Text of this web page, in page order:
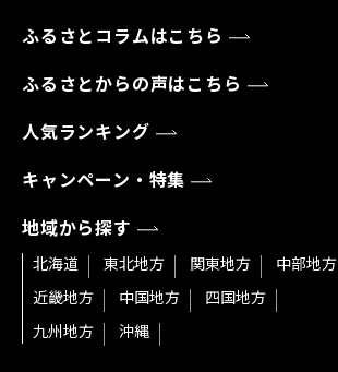
ふるさとコラムはこちら
ふるさとからの声はこちら
人気ランキング
キャンペーン・特集
地域から探す
北海道 東北地方 関東地方
中部地方
近畿地方
中国地方
四国地方
九州地方
沖縄